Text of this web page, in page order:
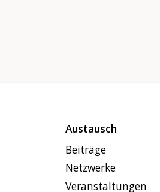
Austausch
Beiträge
Netzwerke
Veranstaltungen